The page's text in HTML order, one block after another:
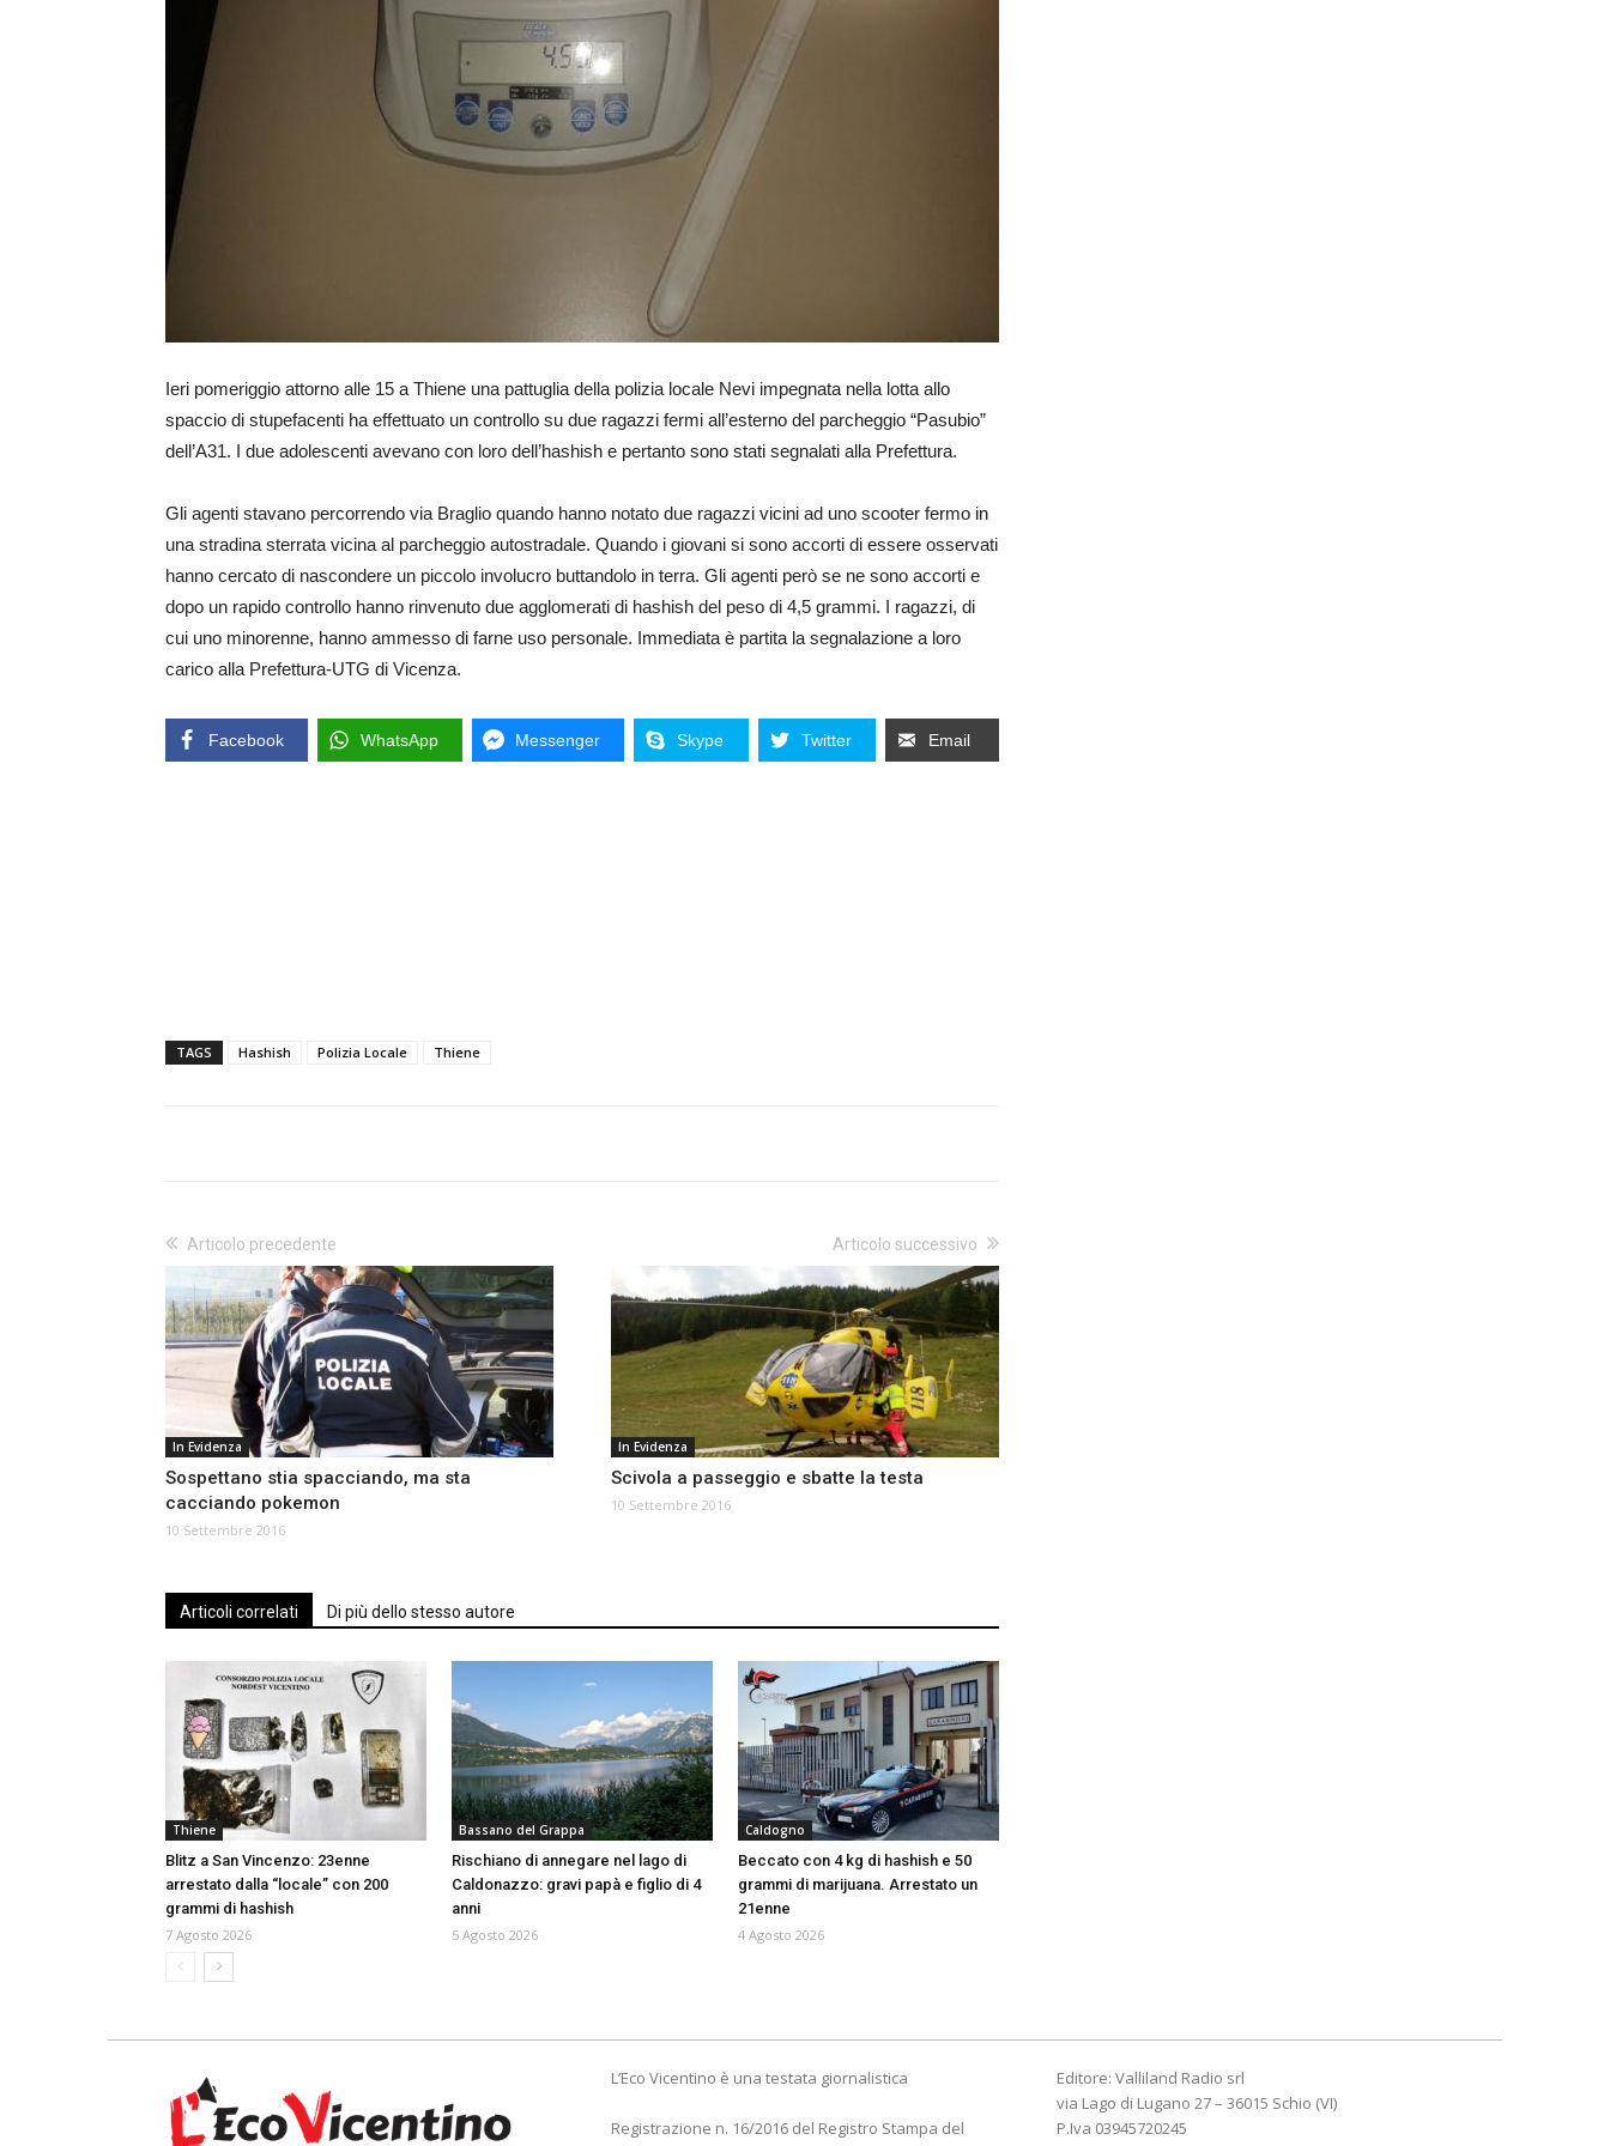
Ieri pomeriggio attorno alle 15 a Thiene una pattuglia della polizia locale Nevi impegnata nella lotta allo
spaccio di stupefacenti ha effettuato un controllo su due ragazzi fermi all’esterno del parcheggio “Pasubio”
dell’A31. I due adolescenti avevano con loro dell’hashish e pertanto sono stati segnalati alla Prefettura.
Gli agenti stavano percorrendo via Braglio quando hanno notato due ragazzi vicini ad uno scooter fermo in
una stradina sterrata vicina al parcheggio autostradale. Quando i giovani si sono accorti di essere osservati
hanno cercato di nascondere un piccolo involucro buttandolo in terra. Gli agenti però se ne sono accorti e
dopo un rapido controllo hanno rinvenuto due agglomerati di hashish del peso di 4,5 grammi. I ragazzi, di
cui uno minorenne, hanno ammesso di farne uso personale. Immediata è partita la segnalazione a loro
carico alla Prefettura-UTG di Vicenza.
Facebook WhatsApp Messenger Skype Twitter Email
TAGS Hashish Polizia Locale Thiene
Articolo precedente
In Evidenza
Sospettano stia spacciando, ma sta
cacciando pokemon
10 Settembre 2016
Articolo successivo
In Evidenza
Scivola a passeggio e sbatte la testa
10 Settembre 2016
Articoli correlati Di più dello stesso autore
Thiene
Blitz a San Vincenzo: 23enne
arrestato dalla “locale” con 200
grammi di hashish
7 Agosto 2026
Bassano del Grappa
Rischiano di annegare nel lago di
Caldonazzo: gravi papà e figlio di 4
anni
5 Agosto 2026
Caldogno
Beccato con 4 kg di hashish e 50
grammi di marijuana. Arrestato un
21enne
4 Agosto 2026
L’Eco Vicentino è una testata giornalistica
Registrazione n. 16/2016 del Registro Stampa del
Editore: Valliland Radio srl
via Lago di Lugano 27 – 36015 Schio (VI)
P.Iva 03945720245